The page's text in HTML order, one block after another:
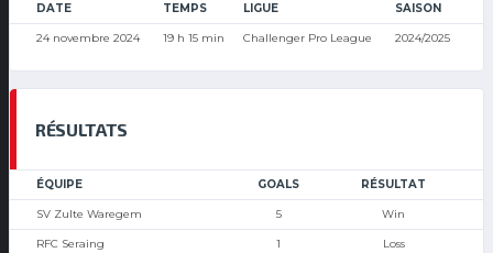
DATE TEMPS LIGUE SAISON
24 novembre 2024 19 h 15 min Challenger Pro League 2024/2025
RÉSULTATS
ÉQUIPE GOALS RÉSULTAT
SV Zulte Waregem 5 Win
RFC Seraing 1 Loss